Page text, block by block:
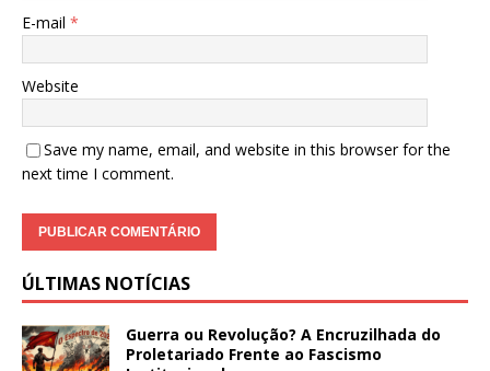
E-mail *
Website
Save my name, email, and website in this browser for the
next time I comment.
ÚLTIMAS NOTÍCIAS
Guerra ou Revolução? A Encruzilhada do
Proletariado Frente ao Fascismo